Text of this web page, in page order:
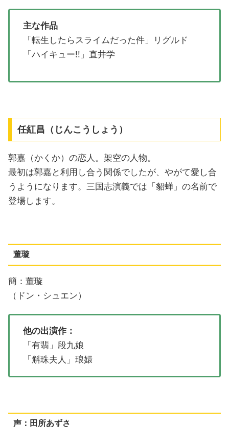
主な作品
「転生したらスライムだった件」リグルド
「ハイキュー!!」直井学
任紅昌（じんこうしょう）
郭嘉（かくか）の恋人。架空の人物。
最初は郭嘉と利用し合う関係でしたが、やがて愛し合
うようになります。三国志演義では「貂蝉」の名前で
登場します。
董璇
簡：董璇
（ドン・シュエン）
他の出演作：
「有翡」段九娘
「斛珠夫人」琅嬛
声：田所あずさ